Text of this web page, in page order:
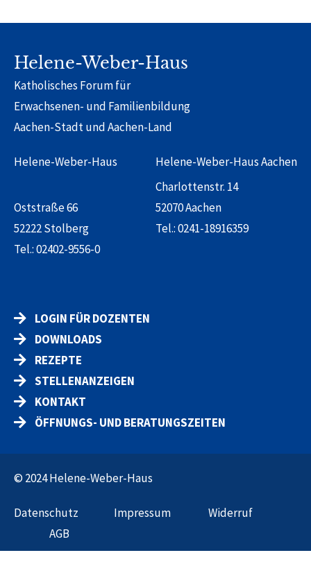
Helene-Weber-Haus
Katholisches Forum für
Erwachsenen- und Familienbildung
Aachen-Stadt und Aachen-Land
Helene-Weber-Haus
Oststraße 66
52222 Stolberg
Tel.:02402-9556-0
Helene-Weber-Haus Aachen
Charlottenstr. 14
52070 Aachen
Tel.:0241-18916359
LOGIN FÜR DOZENTEN
DOWNLOADS
REZEPTE
STELLENANZEIGEN
KONTAKT
ÖFFNUNGS- UND BERATUNGSZEITEN
© 2024 Helene-Weber-Haus
Datenschutz Impressum
Widerruf
AGB